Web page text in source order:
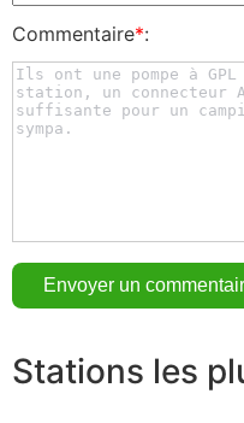
Commentaire*:
Stations les